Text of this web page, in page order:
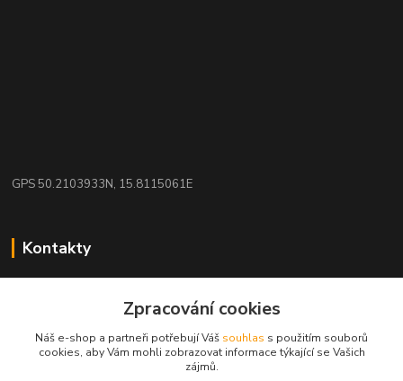
GPS 50.2103933N, 15.8115061E
Kontakty
+420 608 942 360
(Po-Pá, 10-16 hod.)
Zpracování cookies
Náš e-shop a partneři potřebují Váš souhlas s použitím souborů
cookies, aby Vám mohli zobrazovat informace týkající se Vašich
zájmů.